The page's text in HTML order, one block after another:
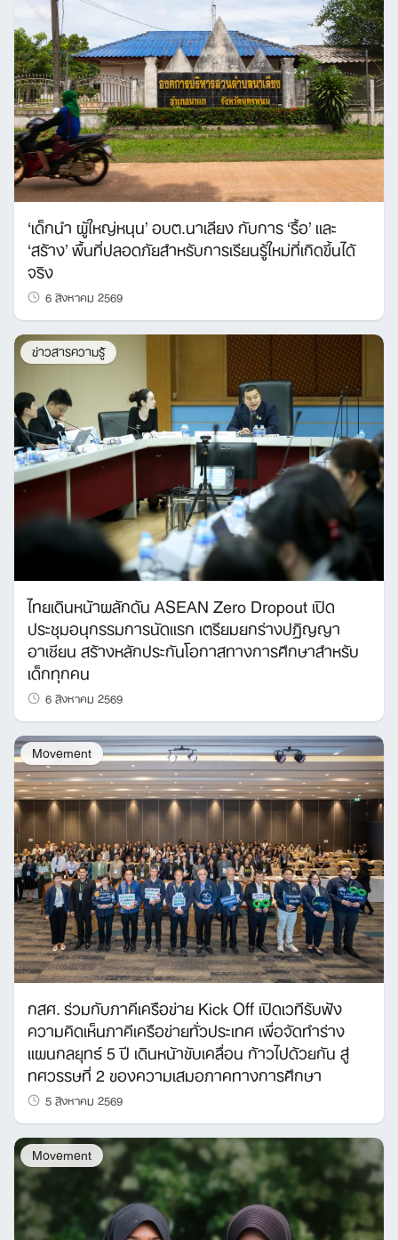
Search
for:
‘เด็กนำ ผู้ใหญ่หนุน’ อบต.นาเลียง กับการ ‘รื้อ’ และ
‘สร้าง’ พื้นที่ปลอดภัยสำหรับการเรียนรู้ใหม่ที่เกิดขึ้นได้
จริง
6 สิงหาคม 2569
ข่าวสารความรู้
ไทยเดินหน้าผลักดัน ASEAN Zero Dropout เปิด
ประชุมอนุกรรมการนัดแรก เตรียมยกร่างปฏิญญา
อาเซียน สร้างหลักประกันโอกาสทางการศึกษาสำหรับ
เด็กทุกคน
6 สิงหาคม 2569
Movement
กสศ. ร่วมกับภาคีเครือข่าย Kick Off เปิดเวทีรับฟัง
ความคิดเห็นภาคีเครือข่ายทั่วประเทศ เพื่อจัดทำร่าง
แผนกลยุทธ์ 5 ปี เดินหน้าขับเคลื่อน ก้าวไปด้วยกัน สู่
ทศวรรษที่ 2 ของความเสมอภาคทางการศึกษา
5 สิงหาคม 2569
Movement